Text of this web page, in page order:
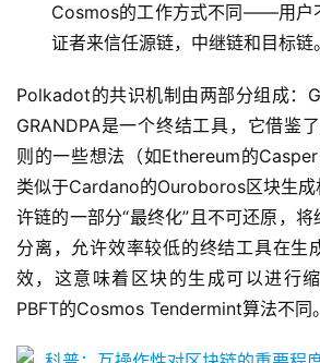
Cosmos的工作方式不同——用户
证者来信任源链，中继链和目标链。
Polkadot的共识机制由两部分组成：
GRANDPA是一个终结工具，它借鉴
则的一些想法（如Ethereum的
类似于Cardano的Ouroboros区块生成
许链的一部分“最终化”且不可还原，
分离，允许效率较低的终结工具在生
效，这意味着区块的生成可以进行
PBFT的Cosmos Tendermint算法不同。